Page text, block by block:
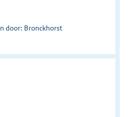
door: Bronckhorst